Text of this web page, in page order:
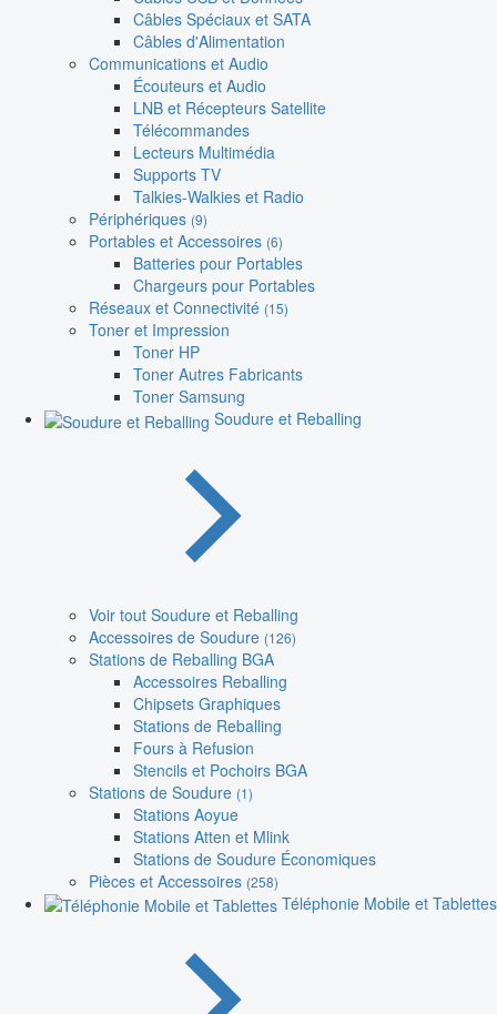
Câbles Spéciaux et SATA
Câbles d'Alimentation
Communications et Audio
Écouteurs et Audio
LNB et Récepteurs Satellite
Télécommandes
Lecteurs Multimédia
Supports TV
Talkies-Walkies et Radio
Périphériques (9)
Portables et Accessoires (6)
Batteries pour Portables
Chargeurs pour Portables
Réseaux et Connectivité (15)
Toner et Impression
Toner HP
Toner Autres Fabricants
Toner Samsung
Soudure et Reballing
Voir tout Soudure et Reballing
Accessoires de Soudure (126)
Stations de Reballing BGA
Accessoires Reballing
Chipsets Graphiques
Stations de Reballing
Fours à Refusion
Stencils et Pochoirs BGA
Stations de Soudure (1)
Stations Aoyue
Stations Atten et Mlink
Stations de Soudure Économiques
Pièces et Accessoires (258)
Téléphonie Mobile et Tablettes